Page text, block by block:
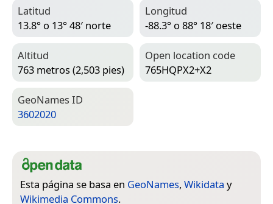
Latitud
13.8° o 13° 48′ norte
Longitud
-88.3° o 88° 18′ oeste
Altitud
763 metros (2,503 pies)
Open location code
765HQPX2+X2
Geo­Names ID
3602020
Esta página se basa en GeoNames, Wikidata y
Wikimedia Commons.